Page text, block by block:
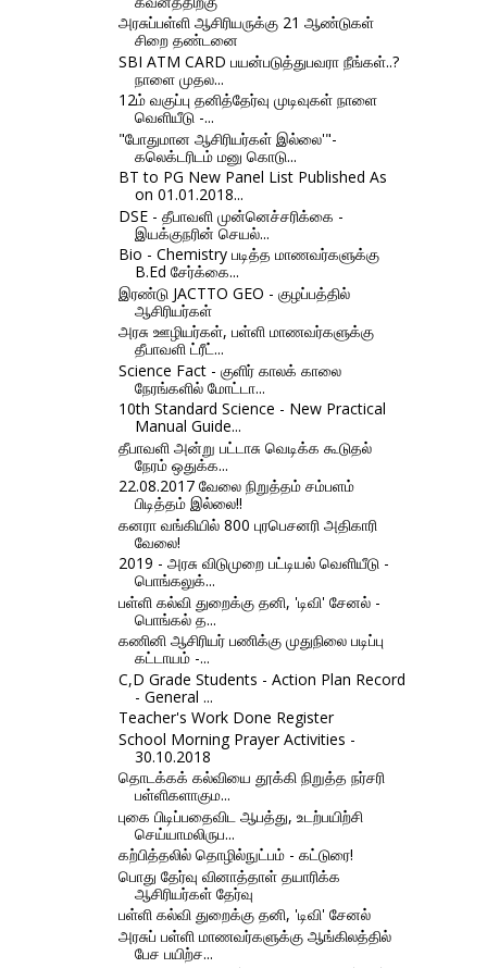
அரசுப்பள்ளி ஆசிரியருக்கு 21 ஆண்டுகள்
சிறை தண்டனை
SBI ATM CARD பயன்படுத்துபவரா நீங்கள்..?
நாளை முதல...
12ம் வகுப்பு தனித்தேர்வு முடிவுகள் நாளை
வெளியீடு -...
"போதுமான ஆசிரியர்கள் இல்லை'"-
கலெக்டரிடம் மனு கொடு...
BT to PG New Panel List Published As
on 01.01.2018...
DSE - தீபாவளி முன்னெச்சரிக்கை -
இயக்குநரின் செயல்...
Bio - Chemistry படித்த மாணவர்களுக்கு
B.Ed சேர்க்கை...
இரண்டு JACTTO GEO - குழப்பத்தில்
ஆசிரியர்கள்
அரசு ஊழியர்கள், பள்ளி மாணவர்களுக்கு
தீபாவளி ட்ரீட்...
Science Fact - குளிர் காலக் காலை
நேரங்களில் மோட்டா...
10th Standard Science - New Practical
Manual Guide...
தீபாவளி அன்று பட்டாசு வெடிக்க கூடுதல்
நேரம் ஒதுக்க...
22.08.2017 வேலை நிறுத்தம் சம்பளம்
பிடித்தம் இல்லை!!
கனரா வங்கியில் 800 புரபெசனரி அதிகாரி
வேலை!
2019 - அரசு விடுமுறை பட்டியல் வெளியீடு -
பொங்கலுக்...
பள்ளி கல்வி துறைக்கு தனி, 'டிவி' சேனல் -
பொங்கல் த...
கணினி ஆசிரியர் பணிக்கு முதுநிலை படிப்பு
கட்டாயம் -...
C,D Grade Students - Action Plan Record
- General ...
Teacher's Work Done Register
School Morning Prayer Activities -
30.10.2018
தொடக்கக் கல்வியை தூக்கி நிறுத்த நர்சரி
பள்ளிகளாகும...
புகை பிடிப்பதைவிட ஆபத்து, உடற்பயிற்சி
செய்யாமலிருப...
கற்பித்தலில் தொழில்நுட்பம் - கட்டுரை!
பொது தேர்வு வினாத்தாள் தயாரிக்க
ஆசிரியர்கள் தேர்வு
பள்ளி கல்வி துறைக்கு தனி, 'டிவி' சேனல்
அரசுப் பள்ளி மாணவர்களுக்கு ஆங்கிலத்தில்
பேச பயிற்ச...